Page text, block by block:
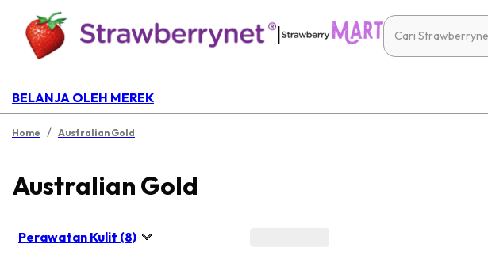
|
BELANJA OLEH MEREK
Home / Australian Gold
Australian Gold
Perawatan Kulit (8)